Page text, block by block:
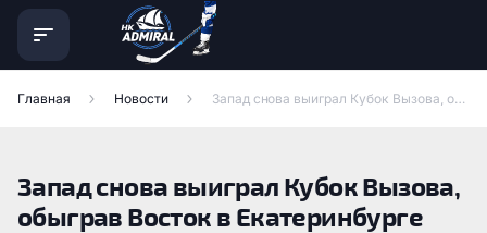
Главная Новости Запад снова выиграл Кубок Вызова, обыграв Восток в Екатеринбурге
Запад снова выиграл Кубок Вызова,
обыграв Восток в Екатеринбурге